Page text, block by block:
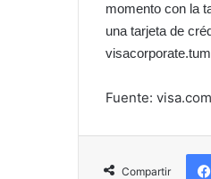
momento con la
una tarjeta de
Fuente: visa.com
Compartir